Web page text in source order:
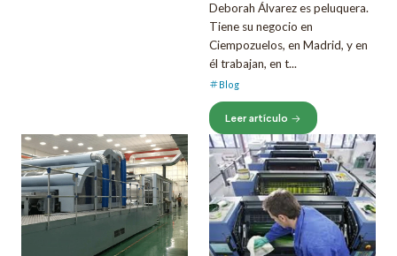
Deborah Álvarez es peluquera.
Tiene su negocio en
Ciempozuelos, en Madrid, y en
él trabajan, en t...
Blog
Leer artículo